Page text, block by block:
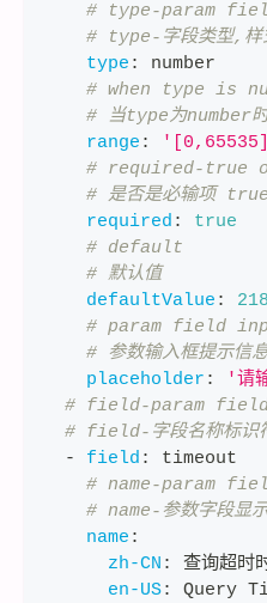
# type-param
# type-字段类型,样
type :
number
# when type is
# 当type为number
range :
# required-true
# 是否是必输项
required :
true
# default
# 默认值
defaultValue :
# param field
# 参数输入框提示信
placeholder :
'请
# field-param
# field-字段名称标识
-
field :
timeout
# name-param
# name-参数字段显
name :
zh-CN :
查询超时
en-US:
Query